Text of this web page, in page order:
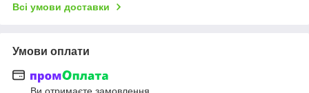
Всі умови доставки
Умови оплати